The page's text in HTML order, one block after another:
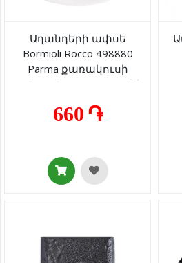
Աղանդերի ափսե
Bormioli Rocco 498880
Parma քառակուսի
սպիտակ օպալ ապակի
660 ֏